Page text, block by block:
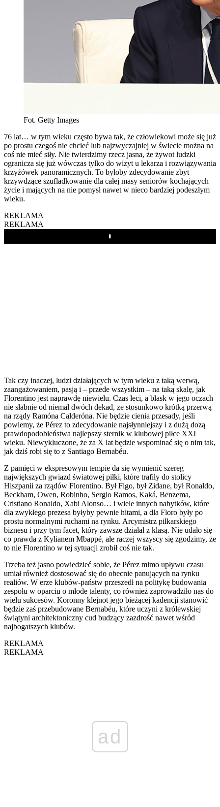
Fot. Getty Images
76 lat… w tym wieku często bywa tak, że człowiekowi może się już
po prostu czegoś nie chcieć lub najzwyczajniej w świecie można na
coś nie mieć siły. Nie twierdzimy rzecz jasna, że żywot ludzki
ogranicza się już wówczas tylko do wizyt u lekarza i rozwiązywania
krzyżówek panoramicznych. To byłoby zdecydowanie zbyt
krzywdzące szufladkowanie dla całej masy seniorów kochających
życie i mających na nie pomysł nawet w nieco bardziej podeszłym
wieku.
REKLAMA
REKLAMA
Play
Tak czy inaczej, ludzi działających w tym wieku z taką werwą,
zaangażowaniem, pasją i – przede wszystkim – na taką skalę, jak
Florentino jest naprawdę niewielu. Czas leci, a blask w jego oczach
nie słabnie od niemal dwóch dekad, ze stosunkowo krótką przerwą
na rządy Ramóna Calderóna. Nie będzie cienia przesady, jeśli
powiemy, że Pérez to zdecydowanie najsłynniejszy i z dużą dozą
prawdopodobieństwa najlepszy sternik w klubowej piłce XXI
wieku. Niewykluczone, że za X lat będzie wspominać się o nim tak,
jak dziś robi się to z Santiago Bernabéu.
Z pamięci w ekspresowym tempie da się wymienić szereg
największych gwiazd światowej piłki, które trafiły do stolicy
Hiszpanii za rządów Florentino. Był Figo, był Zidane, był Ronaldo,
Beckham, Owen, Robinho, Sergio Ramos, Kaká, Benzema,
Cristiano Ronaldo, Xabi Alonso… i wiele innych nabytków, które
dla zwykłego prezesa byłyby pewnie hitami, a dla Floro były po
prostu normalnymi ruchami na rynku. Arcymistrz piłkarskiego
biznesu i przy tym facet, który zawsze działał z klasą. Nie udało się
co prawda z Kylianem Mbappé, ale raczej wszyscy się zgodzimy, że
to nie Florentino w tej sytuacji zrobił coś nie tak.
Trzeba też jasno powiedzieć sobie, że Pérez mimo upływu czasu
umiał również dostosować się do obecnie panujących na rynku
realiów. W erze klubów-państw przeszedł na politykę budowania
zespołu w oparciu o młode talenty, co również zaprowadziło nas do
wielu sukcesów. Koronny klejnot jego bieżącej kadencji stanowić
będzie zaś przebudowane Bernabéu, które uczyni z królewskiej
świątyni architektoniczny cud budzący zazdrość nawet wśród
najbogatszych klubów.
REKLAMA
REKLAMA
ad